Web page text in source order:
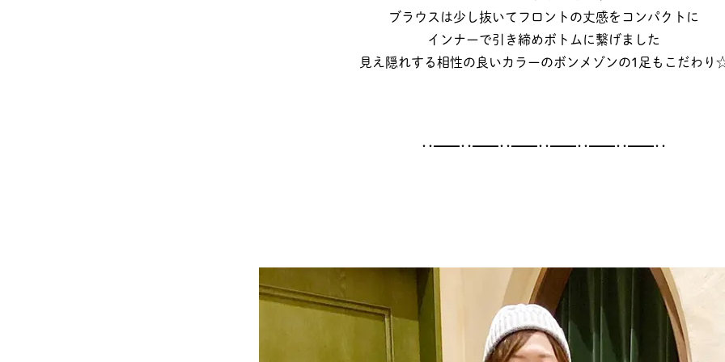
ブラウスは少し抜いてフロントの丈感をコンパクトに
インナーで引き締めボトムに繋げました
見え隠れする相性の良いカラーのボンメゾンの1足もこだわり
･･━━･･━━･･━━･･━━･･━━･･━━･･